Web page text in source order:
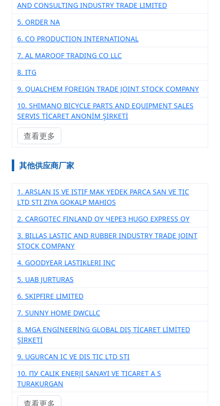
AND CONSULTING INDUSTRY TRADE LIMITED
5. ORDER NA
6. CO PRODUCTION INTERNATIONAL
7. AL MAROOF TRADING CO LLC
8. ITG
9. QUALCHEM ​​FOREIGN TRADE JOINT STOCK COMPANY
10. SHIMANO BICYCLE PARTS AND EQUIPMENT SALES
SERVIS TİCARET ANONİM ŞİRKETİ
查看更多
其他供应商厂家
1. ARSLAN IS VE ISTIF MAK YEDEK PARCA SAN VE TIC
LTD STI ZIYA GOKALP MAHIOS
2. CARGOTEC FINLAND OY ЧЕРЕЗ HUGO EXPRESS OY
3. BILLAS LASTIC AND RUBBER INDUSTRY TRADE JOINT
STOCK COMPANY
4. GOODYEAR LASTIKLERI INC
5. UAB JURTURAS
6. SKIPFIRE LIMITED
7. SUNNY HOME DWCLLC
8. MGA ENGİNEERİNG GLOBAL DIŞ TİCARET LİMİTED
ŞİRKETİ
9. UGURCAN IC VE DIS TIC LTD STI
10. ПУ CALIK ENERJI SANAYI VE TICARET A S
TURAKURGAN
查看更多